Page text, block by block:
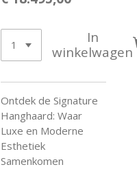
In
winkelwagen
Ontdek de Signature
Hanghaard: Waar
Luxe en Moderne
Esthetiek
Samenkomen